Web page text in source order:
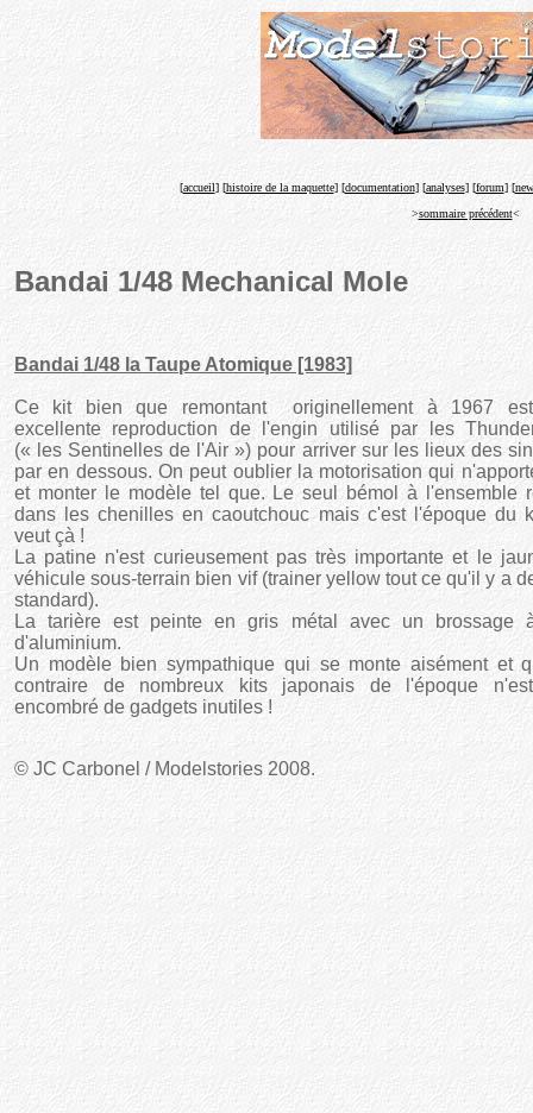
[accueil] [histoire de la maquette] [documentation] [analyses] [forum] [
>sommaire précédent<
Bandai 1/48 Mechanical Mole
Bandai 1/48 la Taupe Atomique [1983]
Ce kit bien que remontant originellement à 1967
excellente reproduction de l'engin utilisé par les
(« les Sentinelles de l'Air ») pour arriver sur les lieux des
par en dessous. On peut oublier la motorisation qui
et monter le modèle tel que. Le seul bémol à l'ensemble
dans les chenilles en caoutchouc mais c'est l'époque du
veut çà !
La patine n'est curieusement pas très importante et le
véhicule sous-terrain bien vif (trainer yellow tout ce qu'il y a
standard).
La tarière est peinte en gris métal avec un brossage
d'aluminium.
Un modèle bien sympathique qui se monte aisément et
contraire de nombreux kits japonais de l'époque
encombré de gadgets inutiles !
© JC Carbonel / Modelstories 2008.